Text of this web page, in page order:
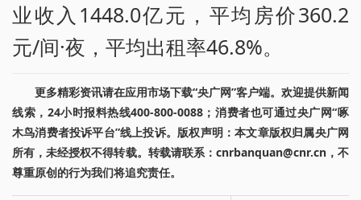
业收入1448.0亿元，平均房价360.2
元/间·夜，平均出租率46.8%。
更多精彩资讯请在应用市场下载“央广网”客户端。欢迎提供新闻
线索，24小时报料热线400-800-0088；消费者也可通过央广网“啄
木鸟消费者投诉平台”线上投诉。版权声明：本文章版权归属央广网
所有，未经授权不得转载。转载请联系：cnrbanquan@cnr.cn，不
尊重原创的行为我们将追究责任。